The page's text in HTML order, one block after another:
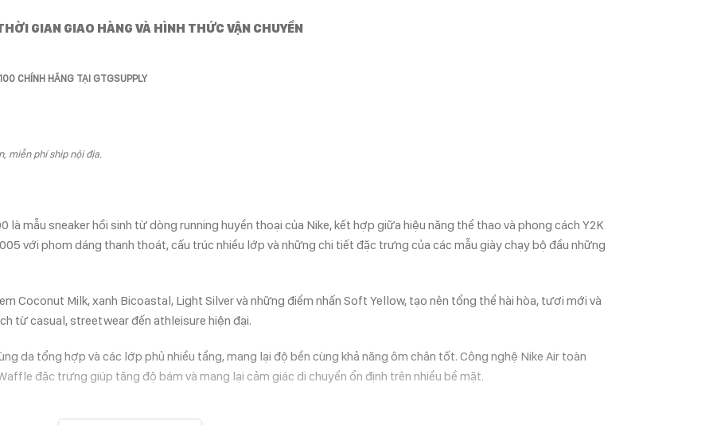
GIAN GIAO HÀNG VÀ HÌNH THỨC VẬN CHUYỂN
CHÍNH HÃNG TẠI GTGSUPPLY
miễn phí ship nội địa.
mẫu sneaker hồi sinh từ dòng running huyền thoại của Nike, kết hợp giữa hiệu năng thể thao và phong cách Y2K
với phom dáng thanh thoát, cấu trúc nhiều lớp và những chi tiết đặc trưng của các mẫu giày chạy bộ đầu những
Coconut Milk, xanh Bicoastal, Light Silver và những điểm nhấn Soft Yellow, tạo nên tổng thể hài hòa, tươi mới và
từ casual, streetwear đến athleisure hiện đại.
da tổng hợp và các lớp phủ nhiều tầng, mang lại độ bền cùng khả năng ôm chân tốt. Công nghệ Nike Air toàn
đặc trưng giúp tăng độ bám và mang lại cảm giác di chuyển ổn định trên nhiều bề mặt.